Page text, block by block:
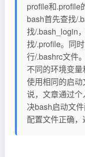
profile和.profile
bash首先查找/
找/.bash_login
找/.profile。同
行/.bashrc文件
不同的环境变
使用相同的启
说，文章通过
决bash启动文
配置文件正确，